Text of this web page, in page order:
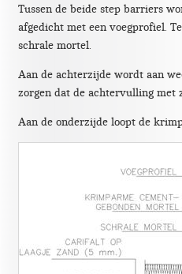
Tussen de beide step barriers
afgedicht met een voegprofiel.
schrale mortel.
Aan de achterzijde wordt aan
zorgen dat de achtervulling met
Aan de onderzijde loopt de